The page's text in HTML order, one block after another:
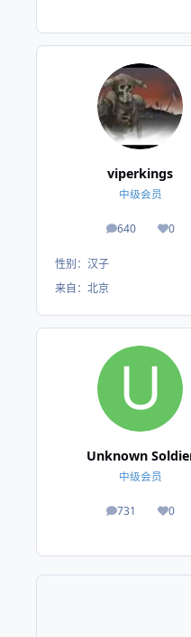
viperkings
中级会员
640
帖子 0
荣誉
性别： 汉子
来自： 北京
Unknown
中级会员
731
帖子 0
荣誉